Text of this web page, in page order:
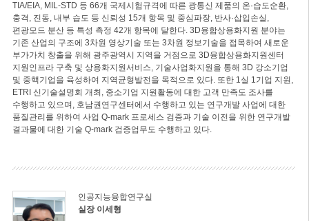
TIA/EIA, MIL-STD 등 66개 국제시험규격에 따른 광통신 제품의 온·습도순환,
충격, 진동, 내부 습도 등 신뢰성 15개 항목 및 중심파장, 반사·삽입손실,
편광모드 분산 등 특성 측정 42개 항목에 달한다. 3D융합상용화지원 분야는
기존 산업의 구조에 3차원 영상기술 또는 3차원 정보기술을 접목하여 새로운
부가가치 창출을 위해 광주광역시 지역을 거점으로 3D융합상용화지원센터
지원인프라 구축 및 상용화지원서비스, 기술사업화지원을 통해 3D 강소기업
및 중핵기업을 육성하여 지역균형발전을 목적으로 있다. 또한 1실 1기업 지원,
ETRI 신기술설명회 개최, 중소기업 지원활동에 대한 고객 만족도 조사를
수행하고 있으며, 호남권연구센터에서 수행하고 있는 연구개발 사업에 대한
품질관리를 위하여 사업 Q-mark 프로세스 검증과 기술 이전을 위한 연구개발
결과물에 대한 기술 Q-mark 검증업무도 수행하고 있다.
인공지능융합연구실
실장 이세형